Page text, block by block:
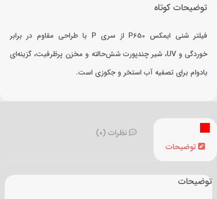
توضیحات کوتاه
فیلتر شنی ایمکس P650 از سری P با طراحی مقاوم در برابر
خوردگی و UV، شیر چندپورت شش‌حالته و مخزن پرظرفیت، گزینه‌ای
بادوام برای تصفیه آب استخر و جکوزی است.
توضیحات
نظرات (0)
توضیحات